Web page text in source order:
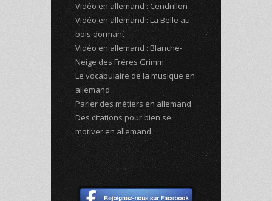
Vidéo en allemand : Cendrillon
Vidéo en allemand : La Belle au
bois dormant
Vidéo en allemand : Blanche-
Neige des Frères Grimm
Le vocabulaire de la musique en
allemand
Parler des métiers en allemand
Des citations pour bien se
motiver en allemand